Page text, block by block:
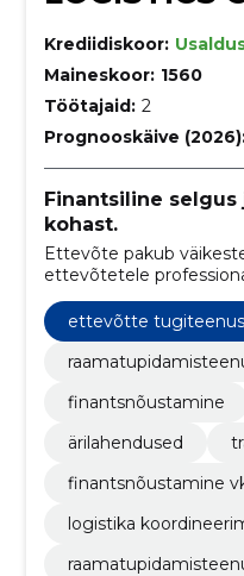
Krediidiskoor:
Maineskoor: 1560
Töötajaid: 2
Prognooskäive
Finantsiline
kohast.
Ettevõte pakub
ettevõtetele
klientidele selged
logistikaühendused.
ettevõtte
finantsnõustamine
ärilahendused
finantsnõustamine
logistika